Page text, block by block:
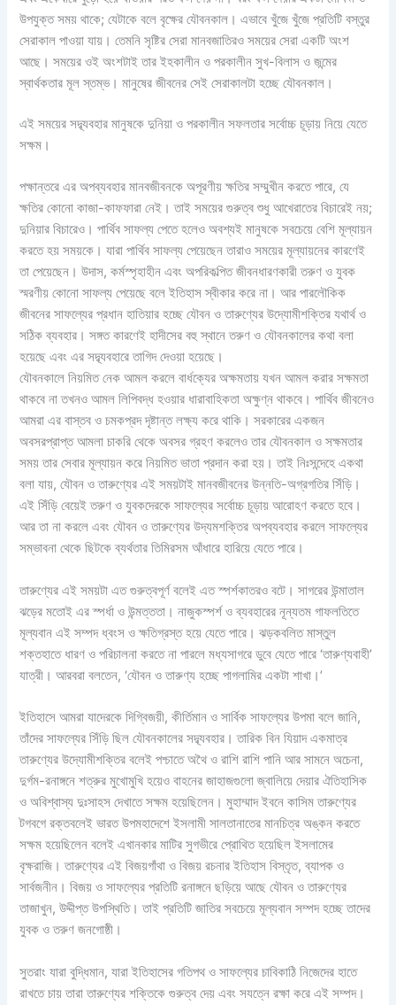
উপযুক্ত সময় থাকে; যেটাকে বলে বৃক্ষের যৌবনকাল। এভাবে খুঁজে খুঁজে প্রতিটি বস্তুর
সেরাকাল পাওয়া যায়। তেমনি সৃষ্টির সেরা মানবজাতিরও সময়ের সেরা একটি অংশ
আছে। সময়ের ওই অংশটাই তার ইহকালীন ও পরকালীন সুখ-বিলাস ও জন্মের
স্বার্থকতার মূল স্তম্ভ। মানুষের জীবনের সেই সেরাকালটা হচ্ছে যৌবনকাল।
এই সময়ের সদ্ব্যবহার মানুষকে দুনিয়া ও পরকালীন সফলতার সর্বোচ্চ চূড়ায় নিয়ে যেতে
সক্ষম।
পক্ষান্তরে এর অপব্যবহার মানবজীবনকে অপূরণীয় ক্ষতির সম্মুখীন করতে পারে, যে
ক্ষতির কোনো কাজা-কাফফারা নেই। তাই সময়ের গুরুত্ব শুধু আখেরাতের বিচারেই নয়;
দুনিয়ার বিচারেও। পার্থিব সাফল্য পেতে হলেও অবশ্যই মানুষকে সবচেয়ে বেশি মূল্যায়ন
করতে হয় সময়কে। যারা পার্থিব সাফল্য পেয়েছেন তারাও সময়ের মূল্যায়নের কারণেই
তা পেয়েছেন। উদাস, কর্মস্পৃহাহীন এবং অপরিকল্পিত জীবনধারণকারী তরুণ ও যুবক
স্মরণীয় কোনো সাফল্য পেয়েছে বলে ইতিহাস স্বীকার করে না। আর পারলৌকিক
জীবনের সাফল্যের প্রধান হাতিয়ার হচ্ছে যৌবন ও তারুণ্যের উদ্যোমীশক্তির যথার্থ ও
সঠিক ব্যবহার। সঙ্গত কারণেই হাদীসের বহু স্থানে তরুণ ও যৌবনকালের কথা বলা
হয়েছে এবং এর সদ্ব্যবহারে তাগিদ দেওয়া হয়েছে।
যৌবনকালে নিয়মিত নেক আমল করলে বার্ধক্যের অক্ষমতায় যখন আমল করার সক্ষমতা
থাকবে না তখনও আমল লিপিবদ্ধ হওয়ার ধারাবাহিকতা অক্ষুণ্ন থাকবে। পার্থিব জীবনেও
আমরা এর বাস্তব ও চমকপ্রদ দৃষ্টান্ত লক্ষ্য করে থাকি। সরকারের একজন
অবসরপ্রাপ্ত আমলা চাকরি থেকে অবসর গ্রহণ করলেও তার যৌবনকাল ও সক্ষমতার
সময় তার সেবার মূল্যায়ন করে নিয়মিত ভাতা প্রদান করা হয়। তাই নিঃসন্দেহে একথা
বলা যায়, যৌবন ও তারুণ্যের এই সময়টাই মানবজীবনের উন্নতি-অগ্রগতির সিঁড়ি।
এই সিঁড়ি বেয়েই তরুণ ও যুবকদেরকে সাফল্যের সর্বোচ্চ চূড়ায় আরোহণ করতে হবে।
আর তা না করলে এবং যৌবন ও তারুণ্যের উদ্যমশক্তির অপব্যবহার করলে সাফল্যের
সম্ভাবনা থেকে ছিটকে ব্যর্থতার তিমিরসম আঁধারে হারিয়ে যেতে পারে।
তারুণ্যের এই সময়টা এত গুরুত্বপূর্ণ বলেই এত স্পর্শকাতরও বটে। সাগরের উন্মাতাল
ঝড়ের মতোই এর স্পর্ধা ও উন্মত্ততা। নাজুকস্পর্শ ও ব্যবহারের নূন্যতম গাফলতিতে
মূল্যবান এই সম্পদ ধ্বংস ও ক্ষতিগ্রস্ত হয়ে যেতে পারে। ঝড়কবলিত মাস্তুল
শক্তহাতে ধারণ ও পরিচালনা করতে না পারলে মধ্যসাগরে ডুবে যেতে পারে ‘তারুণ্যবাহী’
যাত্রী। আরবরা বলতেন, ‘যৌবন ও তারুণ্য হচ্ছে পাগলামির একটা শাখা।’
ইতিহাসে আমরা যাদেরকে দিগ্বিজয়ী, কীর্তিমান ও সার্বিক সাফল্যের উপমা বলে জানি,
তাঁদের সাফল্যের সিঁড়ি ছিল যৌবনকালের সদ্ব্যবহার। তারিক বিন যিয়াদ একমাত্র
তারুণ্যের উদ্যোমীশক্তির বলেই পশ্চাতে অথৈ ও রাশি রাশি পানি আর সামনে অচেনা,
দুর্গম-রনাঙ্গনে শত্রুর মুখোমুখি হয়েও বাহনের জাহাজগুলো জ্বালিয়ে দেয়ার ঐতিহাসিক
ও অবিশ্বাস্য দুঃসাহস দেখাতে সক্ষম হয়েছিলেন। মুহাম্মাদ ইবনে কাসিম তারুণ্যের
টগবগে রক্তবলেই ভারত উপমহাদেশে ইসলামী সালতানাতের মানচিত্র অঙ্কন করতে
সক্ষম হয়েছিলেন বলেই এখানকার মাটির সুগভীরে প্রোথিত হয়েছিল ইসলামের
বৃক্ষরাজি। তারুণ্যের এই বিজয়গাঁথা ও বিজয় রচনার ইতিহাস বিস্তৃত, ব্যাপক ও
সার্বজনীন। বিজয় ও সাফল্যের প্রতিটি রনাঙ্গনে ছড়িয়ে আছে যৌবন ও তারুণ্যের
তাজাখুন, উদ্দীপ্ত উপস্থিতি। তাই প্রতিটি জাতির সবচেয়ে মূল্যবান সম্পদ হচ্ছে তাদের
যুবক ও তরুণ জনগোষ্ঠী।
সুতরাং যারা বুদ্ধিমান, যারা ইতিহাসের গতিপথ ও সাফল্যের চাবিকাঠি নিজেদের হাতে
রাখতে চায় তারা তারুণ্যের শক্তিকে গুরুত্ব দেয় এবং সযত্নে রক্ষা করে এই সম্পদ।